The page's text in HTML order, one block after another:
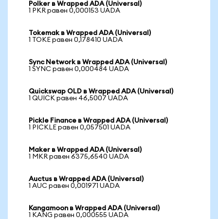
Polker в Wrapped ADA (Universal)
1 PKR равен 0,000153 UADA
Tokemak в Wrapped ADA (Universal)
1 TOKE равен 0,178410 UADA
Sync Network в Wrapped ADA (Universal)
1 SYNC равен 0,000484 UADA
Quickswap OLD в Wrapped ADA (Universal)
1 QUICK равен 46,5007 UADA
Pickle Finance в Wrapped ADA (Universal)
1 PICKLE равен 0,057501 UADA
Maker в Wrapped ADA (Universal)
1 MKR равен 6375,6540 UADA
Auctus в Wrapped ADA (Universal)
1 AUC равен 0,001971 UADA
Kangamoon в Wrapped ADA (Universal)
1 KANG равен 0,000555 UADA